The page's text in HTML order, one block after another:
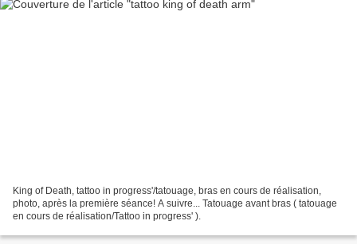
King of Death, tattoo in progress'/tatouage, bras en cours de réalisation,
photo, après la première séance! A suivre... Tatouage avant bras ( tatouage
en cours de réalisation/Tattoo in progress' ).